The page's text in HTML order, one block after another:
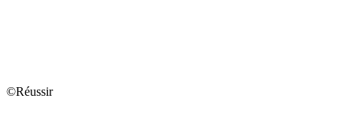
©Réussir